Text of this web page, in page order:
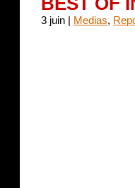
3 juin | Medias,